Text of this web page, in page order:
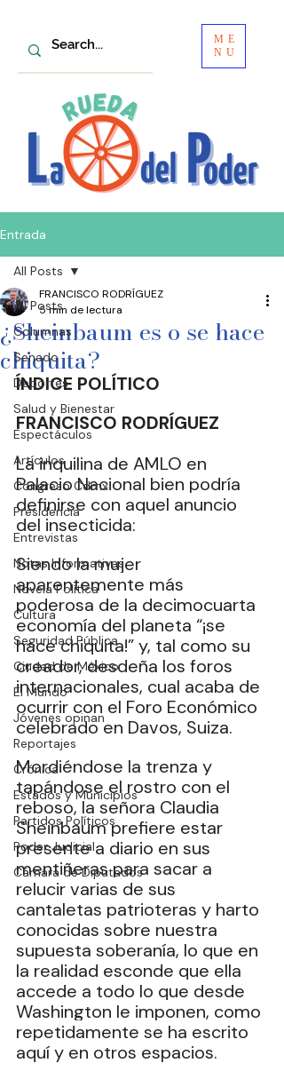
ME
NU
Entrada
All Posts
Columnas
Senado
Deportes
Salud y Bienestar
Espectáculos
Artículos
Congreso Cdmx
Presidencia
Entrevistas
Notas Informativas
Novela Política
Cultura
Seguridad Pública
Ciudad de México
El Mundo
Jóvenes opinan
Reportajes
Crónica
Estados y Municipios
Partidos Políticos
Poder Judicial
Cámara de Diputados
All Posts
¿Sheinbaum es o se hace
chiquita?
FRANCISCO RODRÍGUEZ
5 min de lectura
ÍNDICE POLÍTICO
FRANCISCO RODRÍGUEZ
La inquilina de AMLO en
Palacio Nacional bien podría
definirse con aquel anuncio
del insecticida:
Siendo la mujer
aparentemente más
poderosa de la decimocuarta
economía del planeta “¡se
hace chiquita!” y, tal como su
creador, desdeña los foros
internacionales, cual acaba de
ocurrir con el Foro Económico
celebrado en Davos, Suiza.
Mordiéndose la trenza y
tapándose el rostro con el
reboso, la señora Claudia
Sheinbaum prefiere estar
presente a diario en sus
mentiñeras para sacar a
relucir varias de sus
cantaletas patrioteras y harto
conocidas sobre nuestra
supuesta soberanía, lo que en
la realidad esconde que ella
accede a todo lo que desde
Washington le imponen, como
repetidamente se ha escrito
aquí y en otros espacios.